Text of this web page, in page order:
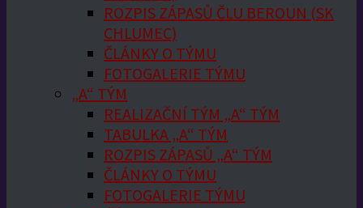
ROZPIS ZÁPASŮ ČLU BEROUN (SK
CHLUMEC)
ČLÁNKY O TÝMU
FOTOGALERIE TÝMU
„A“ TÝM
REALIZAČNÍ TÝM „A“ TÝM
TABULKA „A“ TÝM
ROZPIS ZÁPASŮ „A“ TÝM
ČLÁNKY O TÝMU
FOTOGALERIE TÝMU